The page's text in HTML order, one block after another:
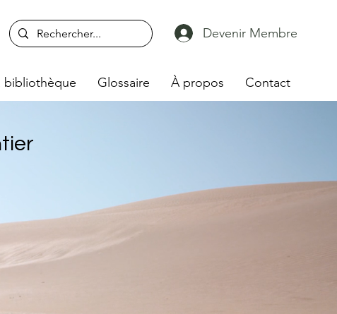
Devenir Membre
bibliothèque Glossaire À propos Contact